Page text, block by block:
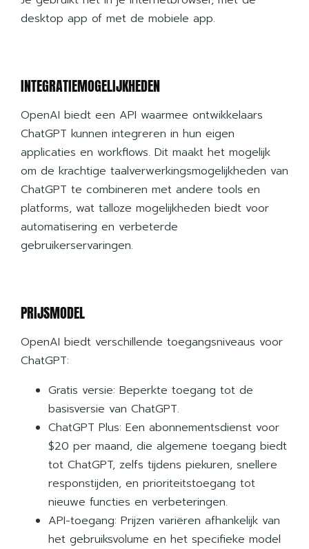
desktop app of met de mobiele app.
INTEGRATIEMOGELIJKHEDEN
OpenAI biedt een API waarmee ontwikkelaars
ChatGPT kunnen integreren in hun eigen
applicaties en workflows. Dit maakt het mogelijk
om de krachtige taalverwerkingsmogelijkheden van
ChatGPT te combineren met andere tools en
platforms, wat talloze mogelijkheden biedt voor
automatisering en verbeterde
gebruikerservaringen.
PRIJSMODEL
OpenAI biedt verschillende toegangsniveaus voor
ChatGPT:
Gratis versie: Beperkte toegang tot de
basisversie van ChatGPT.
ChatGPT Plus: Een abonnementsdienst voor
$20 per maand, die algemene toegang biedt
tot ChatGPT, zelfs tijdens piekuren, snellere
responstijden, en prioriteitstoegang tot
nieuwe functies en verbeteringen.
API-toegang: Prijzen variëren afhankelijk van
het gebruiksvolume en het specifieke model